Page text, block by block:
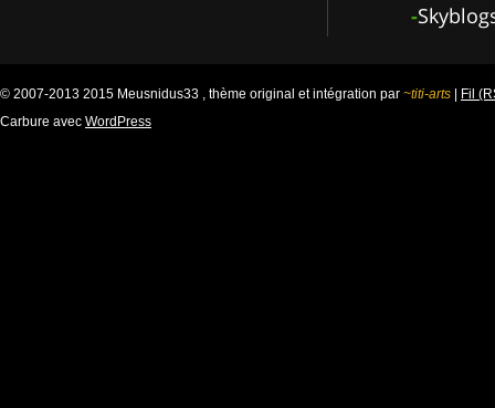
-
© 2007-2013 2015 Meusnidus33 , thème original et intégration par ~titi-arts | Fil
Carbure avec WordPress